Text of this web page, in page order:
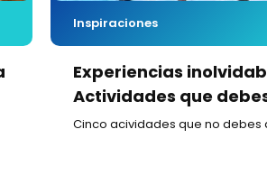
Inspiraciones
Experiencias
Actividades que
Tenerife
Cinco acividades que no debes